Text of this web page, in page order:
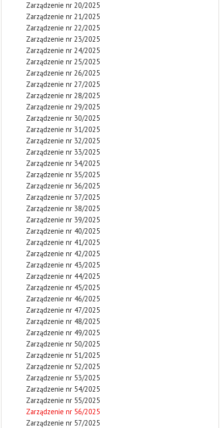
Zarządzenie nr 20/2025
Zarządzenie nr 21/2025
Zarządzenie nr 22/2025
Zarządzenie nr 23/2025
Zarządzenie nr 24/2025
Zarządzenie nr 25/2025
Zarządzenie nr 26/2025
Zarządzenie nr 27/2025
Zarządzenie nr 28/2025
Zarządzenie nr 29/2025
Zarządzenie nr 30/2025
Zarządzenie nr 31/2025
Zarządzenie nr 32/2025
Zarządzenie nr 33/2025
Zarządzenie nr 34/2025
Zarządzenie nr 35/2025
Zarządzenie nr 36/2025
Zarządzenie nr 37/2025
Zarządzenie nr 38/2025
Zarządzenie nr 39/2025
Zarządzenie nr 40/2025
Zarządzenie nr 41/2025
Zarządzenie nr 42/2025
Zarządzenie nr 43/2025
Zarządzenie nr 44/2025
Zarządzenie nr 45/2025
Zarządzenie nr 46/2025
Zarządzenie nr 47/2025
Zarządzenie nr 48/2025
Zarządzenie nr 49/2025
Zarządzenie nr 50/2025
Zarządzenie nr 51/2025
Zarządzenie nr 52/2025
Zarządzenie nr 53/2025
Zarządzenie nr 54/2025
Zarządzenie nr 55/2025
Zarządzenie nr 56/2025
Zarządzenie nr 57/2025